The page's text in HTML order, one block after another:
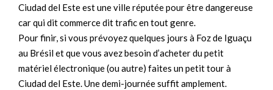
Ciudad del Este est une ville réputée pour être dangereuse
car qui dit commerce dit trafic en tout genre.
Pour finir, si vous prévoyez quelques jours à Foz de Iguaçu
au Brésil et que vous avez besoin d’acheter du petit
matériel électronique (ou autre) faites un petit tour à
Ciudad del Este. Une demi-journée suffit amplement.